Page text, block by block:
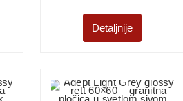
Detaljnije